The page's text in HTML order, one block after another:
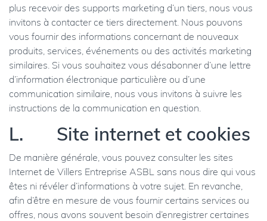
plus recevoir des supports marketing d’un tiers, nous vous
invitons à contacter ce tiers directement. Nous pouvons
vous fournir des informations concernant de nouveaux
produits, services, événements ou des activités marketing
similaires. Si vous souhaitez vous désabonner d’une lettre
d’information électronique particulière ou d’une
communication similaire, nous vous invitons à suivre les
instructions de la communication en question.
L. Site internet et cookies
De manière générale, vous pouvez consulter les sites
Internet de Villers Entreprise ASBL sans nous dire qui vous
êtes ni révéler d’informations à votre sujet. En revanche,
afin d’être en mesure de vous fournir certains services ou
offres, nous avons souvent besoin d’enregistrer certaines